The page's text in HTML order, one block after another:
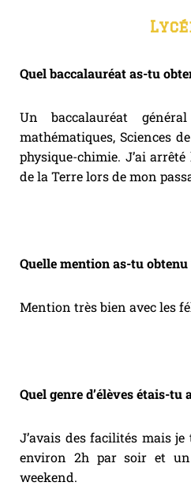
Quel baccalauréat as-tu
Un baccalauréat
mathématiques, Sciences
physique-chimie. J’ai
de la Terre lors de mon
Quelle mention as-tu obtenu
Mention très bien avec les
Quel genre d’élèves étais-tu
J’avais des facilités mais
environ 2h par soir et
weekend.